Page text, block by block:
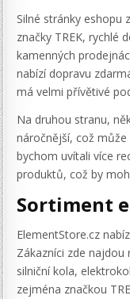
Silné stránky eshopu
značky TREK, rychlé
kamenných
nabízí dopravu
má velmi přívětivé
Na druhou stranu,
náročnější, což může
bychom uvítali více
produktů, což by
Sortiment
ElementStore.cz
Zákazníci zde
silniční kola,
zejména značkou